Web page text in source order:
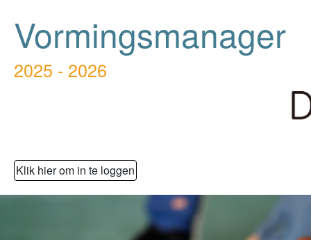
Vormingsmanager
2025 - 2026
Klik hier om in te loggen